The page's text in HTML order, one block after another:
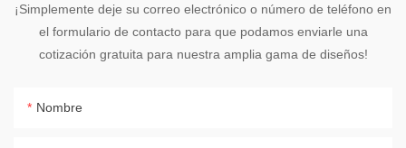
¡Simplemente deje su correo electrónico o número de teléfono en
el formulario de contacto para que podamos enviarle una
cotización gratuita para nuestra amplia gama de diseños!
Nombre